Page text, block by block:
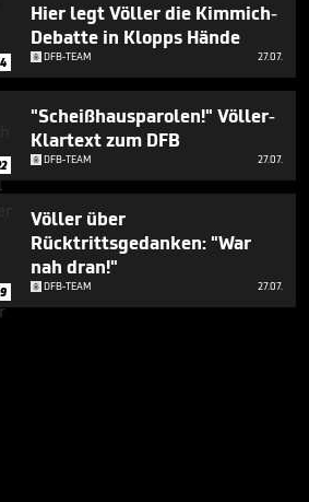
Hier legt Völler die Kimmich-
Debatte in Klopps Hände
DFB-TEAM 27.07.
"Scheißhausparolen!" Völler-
Klartext zum DFB
DFB-TEAM 27.07.
Völler über
Rücktrittsgedanken: "War
nah dran!"
DFB-TEAM 27.07.